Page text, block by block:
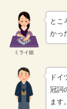
ミライ姐
とこ
かっ
ド
冠詞
ます